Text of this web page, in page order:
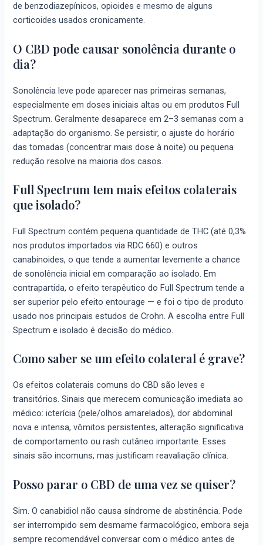
de benzodiazepínicos, opioides e mesmo de alguns
corticoides usados cronicamente.
O CBD pode causar sonolência durante o
dia?
Sonolência leve pode aparecer nas primeiras semanas,
especialmente em doses iniciais altas ou em produtos Full
Spectrum. Geralmente desaparece em 2–3 semanas com a
adaptação do organismo. Se persistir, o ajuste do horário
das tomadas (concentrar mais dose à noite) ou pequena
redução resolve na maioria dos casos.
Full Spectrum tem mais efeitos colaterais
que isolado?
Full Spectrum contém pequena quantidade de THC (até 0,3%
nos produtos importados via RDC 660) e outros
canabinoides, o que tende a aumentar levemente a chance
de sonolência inicial em comparação ao isolado. Em
contrapartida, o efeito terapêutico do Full Spectrum tende a
ser superior pelo efeito entourage — e foi o tipo de produto
usado nos principais estudos de Crohn. A escolha entre Full
Spectrum e isolado é decisão do médico.
Como saber se um efeito colateral é grave?
Os efeitos colaterais comuns do CBD são leves e
transitórios. Sinais que merecem comunicação imediata ao
médico: icterícia (pele/olhos amarelados), dor abdominal
nova e intensa, vômitos persistentes, alteração significativa
de comportamento ou rash cutâneo importante. Esses
sinais são incomuns, mas justificam reavaliação clínica.
Posso parar o CBD de uma vez se quiser?
Sim. O canabidiol não causa síndrome de abstinência. Pode
ser interrompido sem desmame farmacológico, embora seja
sempre recomendável conversar com o médico antes de